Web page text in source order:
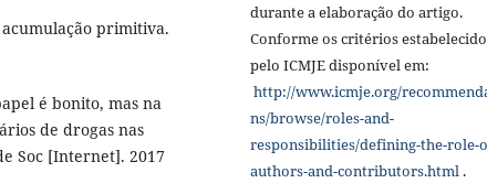
primitiva.
é bonito, mas na
de drogas nas
Soc [Internet]. 2017
durante a elaboração do artigo.
Conforme os critérios
pelo ICMJE disponível em:
http://www.icmje.org/
ns/browse/roles-and-
responsibilities/defining-the-role-
authors-and-contributors.html .